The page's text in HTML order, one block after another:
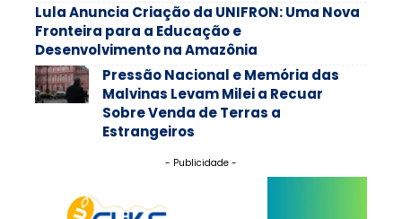
Lula Anuncia Criação da UNIFRON: Uma Nova
Fronteira para a Educação e
Desenvolvimento na Amazônia
Pressão Nacional e Memória das
Malvinas Levam Milei a Recuar
Sobre Venda de Terras a
Estrangeiros
- Publicidade -